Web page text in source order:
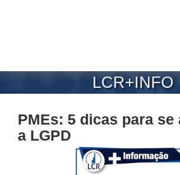
LCR+INFO
PMEs: 5 dicas para se
a LGPD